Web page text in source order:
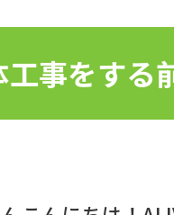
工事をする